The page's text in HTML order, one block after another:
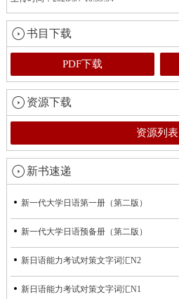
书目下载
PDF下载
资源下载
资源列表
新书速递
新一代大学日语第一册（第二版）
新一代大学日语预备册（第二版）
新日语能力考试对策文字词汇N2
新日语能力考试对策文字词汇N1